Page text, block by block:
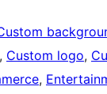
, Custom logo,
,